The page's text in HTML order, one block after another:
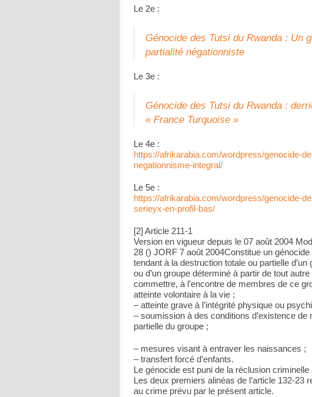
Le 2e :
Génocide des Tutsi du Rwanda : Un
partialité négationniste
Le 3e :
Génocide des Tutsi du Rwanda :
« France Turquoise »
Le 4e :
https://afrikarabia.com/wordpress/genocide-
negationnisme-integral/
Le 5e :
https://afrikarabia.com/wordpress/genocide-
serieyx-en-profil-bas/
[2] Article 211-1
Version en vigueur depuis le 07 août 2004
28 () JORF 7 août 2004Constitue un
tendant à la destruction totale ou partielle
ou d’un groupe déterminé à partir de tout
commettre, à l’encontre de membres de ce
atteinte volontaire à la vie ;
– atteinte grave à l’intégrité physique ou
– soumission à des conditions d’existence
partielle du groupe ;
– mesures visant à entraver les naissances ;
– transfert forcé d’enfants.
Le génocide est puni de la réclusion criminelle
Les deux premiers alinéas de l’article 132-23
au crime prévu par le présent article.